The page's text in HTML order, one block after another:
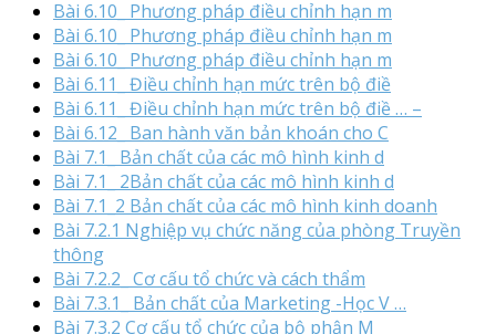
Bài 6.10_ Phương pháp điều chỉnh hạn m
Bài 6.10_ Phương pháp điều chỉnh hạn m
Bài 6.10_ Phương pháp điều chỉnh hạn m
Bài 6.11_ Điều chỉnh hạn mức trên bộ điề
Bài 6.11_ Điều chỉnh hạn mức trên bộ điề … –
Bài 6.12_ Ban hành văn bản khoán cho C
Bài 7.1_ Bản chất của các mô hình kinh d
Bài 7.1_ 2Bản chất của các mô hình kinh d
Bài 7.1_2 Bản chất của các mô hình kinh doanh
Bài 7.2.1 Nghiệp vụ chức năng của phòng Truyền
thông
Bài 7.2.2_ Cơ cấu tổ chức và cách thẩm
Bài 7.3.1_ Bản chất của Marketing -Học V …
Bài 7.3.2 Cơ cấu tổ chức của bộ phận M